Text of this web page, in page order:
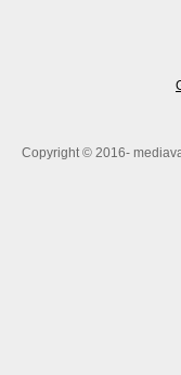
Copyright © 2016-